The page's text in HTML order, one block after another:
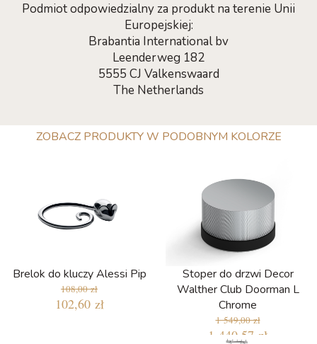
Podmiot odpowiedzialny za produkt na terenie Unii
Europejskiej:
Brabantia International bv
Leenderweg 182
5555 CJ Valkenswaard
The Netherlands
ZOBACZ PRODUKTY W PODOBNYM KOLORZE
Brelok do kluczy Alessi Pip
108,00 zł
102,60 zł
Stoper do drzwi Decor
Walther Club Doorman L
Chrome
1 549,00 zł
1 440,57 zł